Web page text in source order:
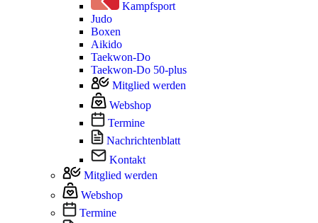
Kampfsport
Judo
Boxen
Aikido
Taekwon-Do
Taekwon-Do 50-plus
Mitglied werden
Webshop
Termine
Nachrichtenblatt
Kontakt
Mitglied werden
Webshop
Termine